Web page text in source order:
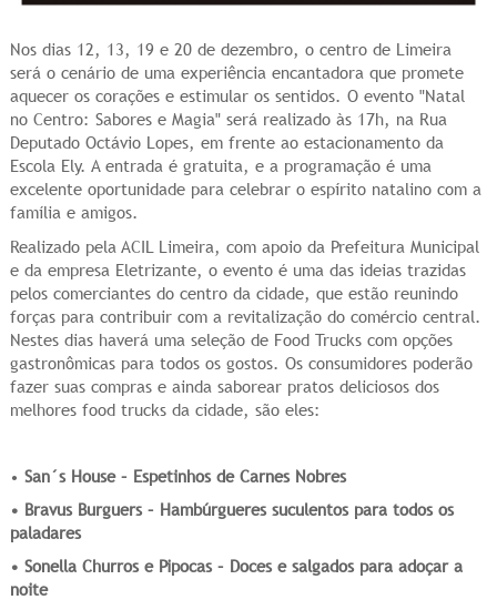
Nos dias 12, 13, 19 e 20 de dezembro, o centro de Limeira
será o cenário de uma experiência encantadora que promete
aquecer os corações e estimular os sentidos. O evento "Natal
no Centro: Sabores e Magia" será realizado às 17h, na Rua
Deputado Octávio Lopes, em frente ao estacionamento da
Escola Ely. A entrada é gratuita, e a programação é uma
excelente oportunidade para celebrar o espírito natalino com a
família e amigos.
Realizado pela ACIL Limeira, com apoio da Prefeitura Municipal
e da empresa Eletrizante, o evento é uma das ideias trazidas
pelos comerciantes do centro da cidade, que estão reunindo
forças para contribuir com a revitalização do comércio central.
Nestes dias haverá uma seleção de Food Trucks com opções
gastronômicas para todos os gostos. Os consumidores poderão
fazer suas compras e ainda saborear pratos deliciosos dos
melhores food trucks da cidade, são eles:
• San´s House – Espetinhos de Carnes Nobres
• Bravus Burguers – Hambúrgueres suculentos para todos os
paladares
• Sonella Churros e Pipocas – Doces e salgados para adoçar a
noite